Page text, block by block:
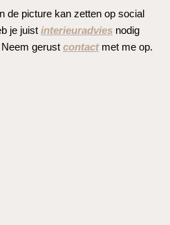
de picture kan zetten op social
je juist interieuradvies nodig
gerust contactmet me op.